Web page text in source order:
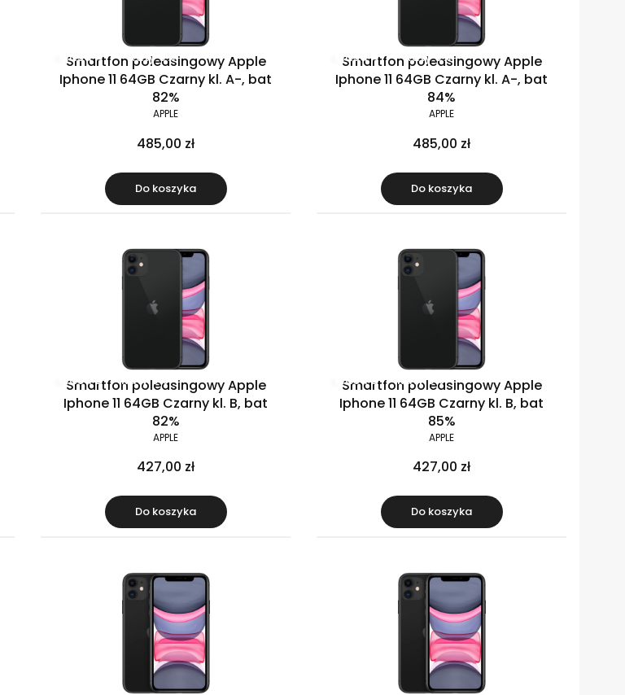
Klasa A- Raty 0%
Smartfon poleasingowy Apple
Iphone 11 64GB Czarny kl. A-, bat
82%
APPLE
485,00 zł
Do koszyka
Klasa A- Raty 0%
Smartfon poleasingowy Apple
Iphone 11 64GB Czarny kl. A-, bat
84%
APPLE
485,00 zł
Do koszyka
Klasa B Raty 0%
Smartfon poleasingowy Apple
Iphone 11 64GB Czarny kl. B, bat
82%
APPLE
427,00 zł
Do koszyka
Klasa B Raty 0%
Smartfon poleasingowy Apple
Iphone 11 64GB Czarny kl. B, bat
85%
APPLE
427,00 zł
Do koszyka